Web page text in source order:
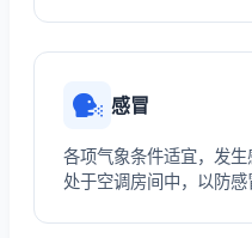
感冒
各项气象条件适宜，发
处于空调房间中，以防感